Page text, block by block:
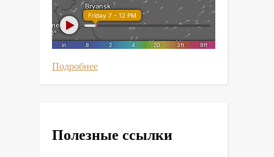
Подробнее
Полезные ссылки